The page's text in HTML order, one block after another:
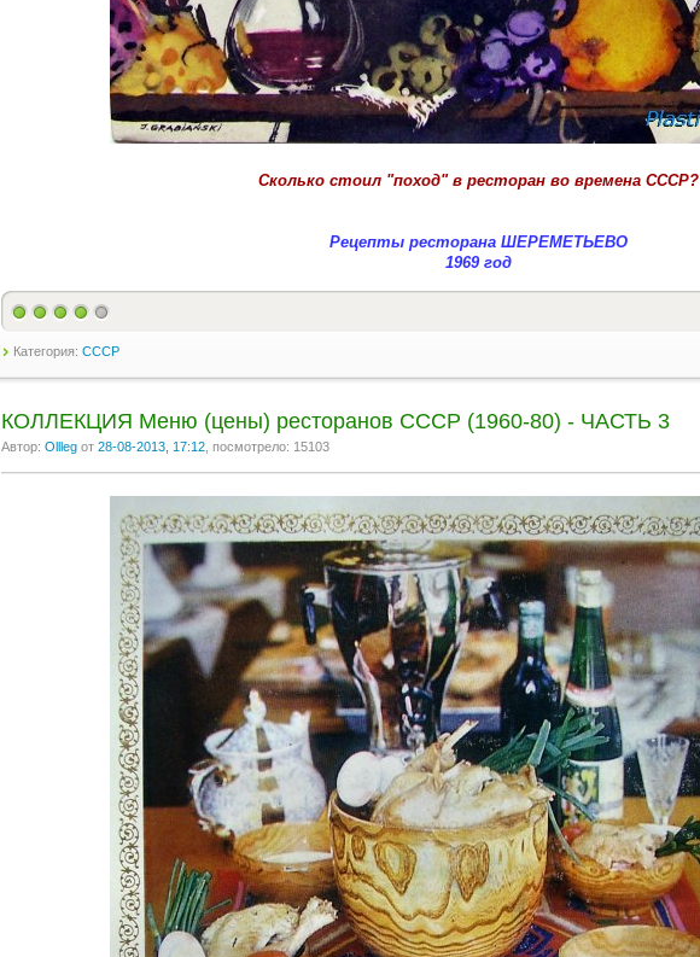
Сколько стоил "поход" в ресторан во времена СССР?
Рецепты ресторана ШЕРЕМЕТЬЕВО
1969 год
Категория: СССР
КОЛЛЕКЦИЯ Меню (цены) ресторанов СССР (1960-80) - ЧАСТЬ 3
Автор: Ollleg от 28-08-2013, 17:12 , посмотрело: 15103